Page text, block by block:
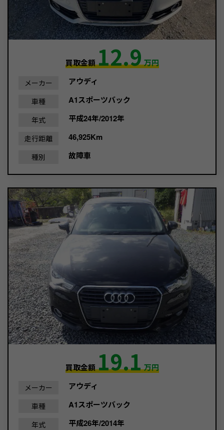
買取金額12.9万円
メーカー アウディ
車種 A1スポーツバック
年式 平成24年/2012年
走行距離 46,925Km
種別 故障車
買取金額19.1万円
メーカー アウディ
車種 A1スポーツバック
年式 平成26年/2014年